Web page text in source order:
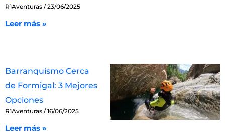
R1Aventuras 23/06/2025
Leer más »
Barranquismo Cerca
de Formigal: 3 Mejores
Opciones
R1Aventuras 16/06/2025
Leer más »